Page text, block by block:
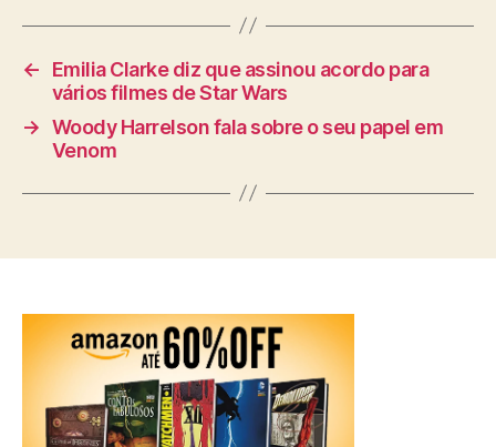
←
Emilia Clarke diz que assinou acordo para
vários filmes de Star Wars
→ Woody Harrelson fala sobre o seu papel em
Venom